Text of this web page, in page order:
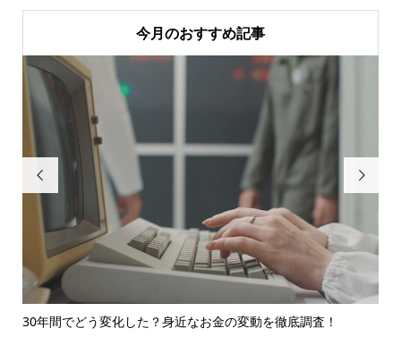
今月のおすすめ記事

30年間でどう変化した？身近なお金の変動を徹底調査！
